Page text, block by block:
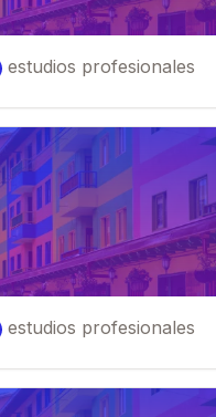
estudios profesionales
estudios profesionales